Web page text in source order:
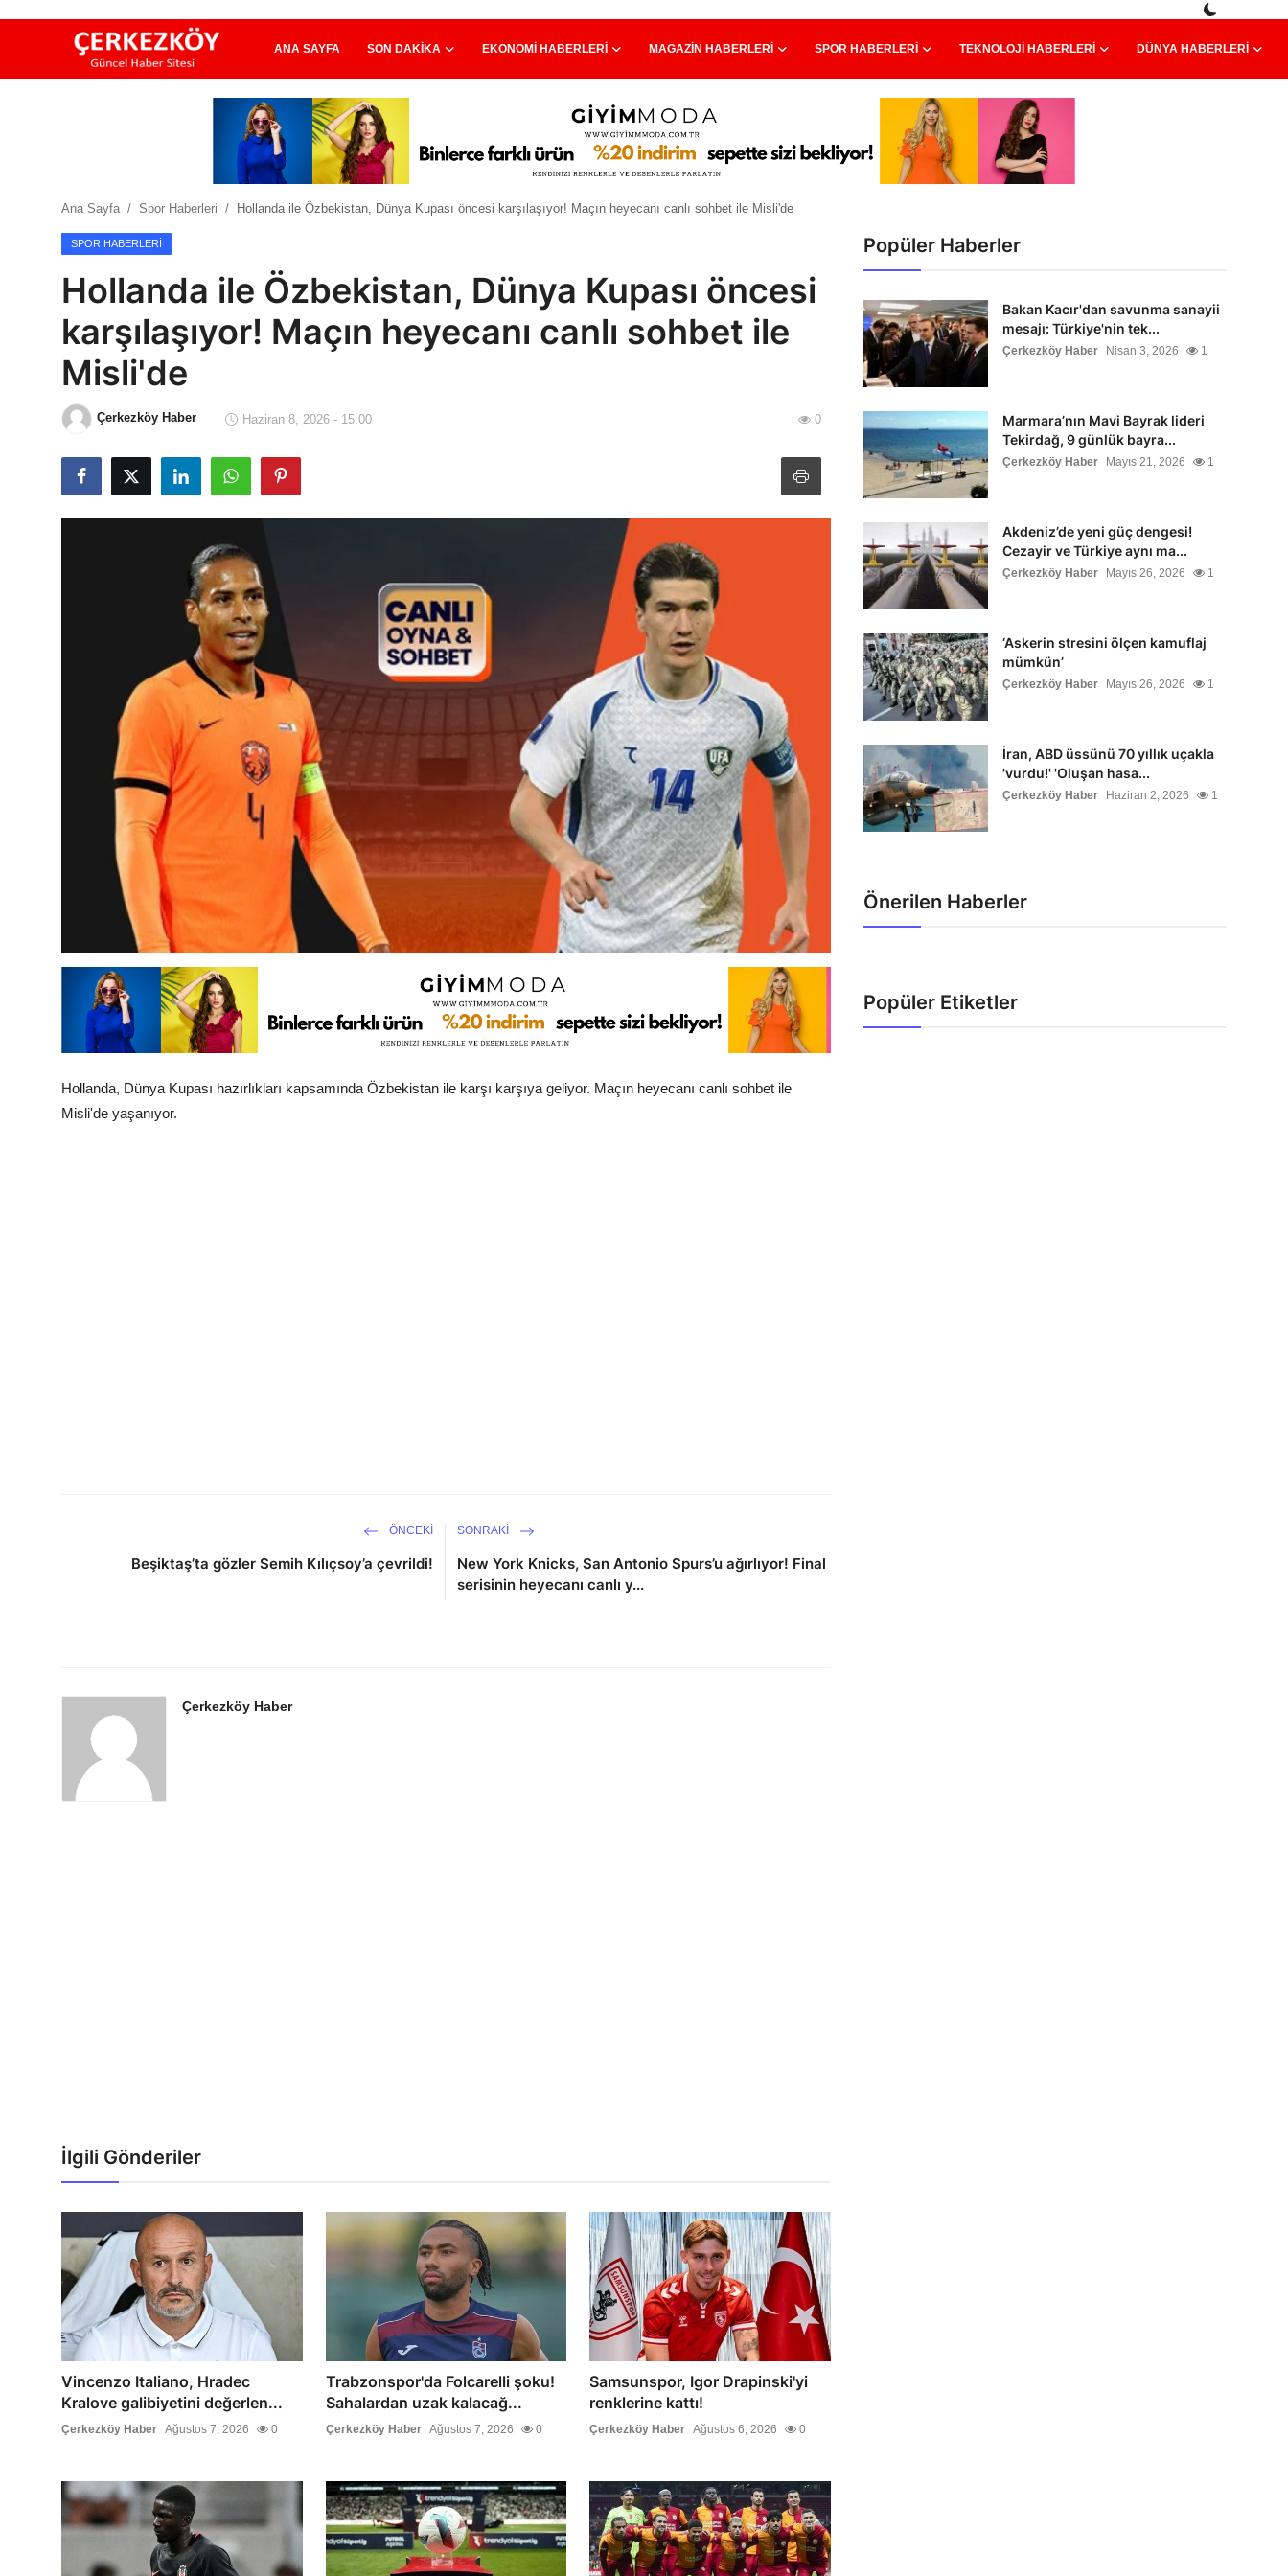
ANA SAYFA SON DAKIKA EKONOMI HABERLERI MAGAZIN HABERLERI SPOR HABERLERI TEKNOLOJI HABERLERI DÜNYA HABERLERI
Ekonomi Haberleri
Teknoloji Haberleri
Dünya Haberleri
Çerkezköy
Ana Sayfa Spor Haberleri Hollanda ile Özbekistan, Dünya Kupası öncesi karşılaşıyor! Maçın heyecanı canlı sohbet ile Misli'de
SPOR HABERLERI
Hollanda ile Özbekistan, Dünya Kupası öncesi
karşılaşıyor! Maçın heyecanı canlı sohbet ile
Misli'de
Çerkezköy Haber Haziran 8, 2026 - 15:00 0
Hollanda, Dünya Kupası hazırlıkları kapsamında Özbekistan ile karşı karşıya geliyor. Maçın heyecanı canlı sohbet ile
Misli'de yaşanıyor.
ÖNCEKI
Beşiktaş’ta gözler Semih Kılıçsoy’a çevrildi!
SONRAKI
New York Knicks, San Antonio Spurs’u ağırlıyor! Final
serisinin heyecanı canlı y...
Çerkezköy Haber
İlgili Gönderiler
Vincenzo Italiano, Hradec
Kralove galibiyetini değerlen...
Çerkezköy Haber Ağustos 7, 2026 0
Trabzonspor'da Folcarelli şoku!
Sahalardan uzak kalacağ...
Çerkezköy Haber Ağustos 7, 2026 0
Samsunspor, Igor Drapinski'yi
renklerine kattı!
Çerkezköy Haber Ağustos 6, 2026 0
Popüler Haberler
Bakan Kacır'dan savunma sanayii
mesajı: Türkiye'nin tek...
Çerkezköy Haber Nisan 3, 2026 1
Marmara’nın Mavi Bayrak lideri
Tekirdağ, 9 günlük bayra...
Çerkezköy Haber Mayıs 21, 2026 1
Akdeniz’de yeni güç dengesi!
Cezayir ve Türkiye aynı ma...
Çerkezköy Haber Mayıs 26, 2026 1
‘Askerin stresini ölçen kamuflaj
mümkün’
Çerkezköy Haber Mayıs 26, 2026 1
İran, ABD üssünü 70 yıllık uçakla
'vurdu!' 'Oluşan hasa...
Çerkezköy Haber Haziran 2, 2026 1
Önerilen Haberler
Popüler Etiketler